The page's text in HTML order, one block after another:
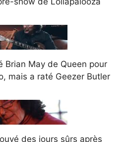
Brian May de Queen pour
mais a raté Geezer Butler
des jours sûrs après